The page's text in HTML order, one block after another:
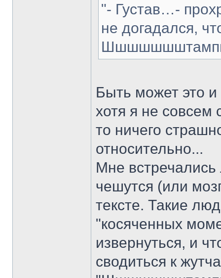
"- Густав…-
не догадался,
Быть может это
хотя я не совсем
то ничего
относительно...
Мне встречались
чешутся (или
тексте. Такие
"косяченных
извернуться, и
сводиться к